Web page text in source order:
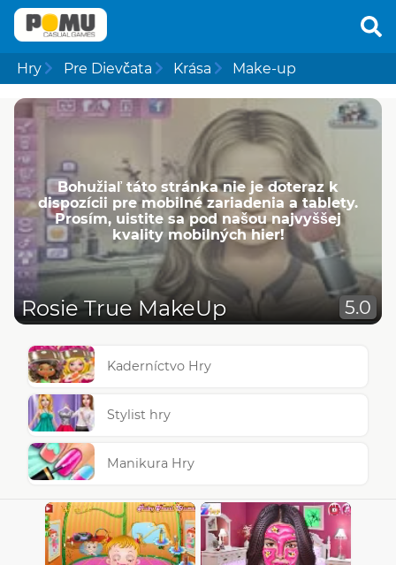
Hry Pre Dievčata Krása Make-up
Bohužiaľ táto stránka nie je doteraz k
dispozícii pre mobilné zariadenia a tablety.
Prosím, uistite sa pod našou najvyššej
kvality mobilných hier!
Rosie True MakeUp 5.0
Kaderníctvo Hry
Stylist hry
Manikura Hry